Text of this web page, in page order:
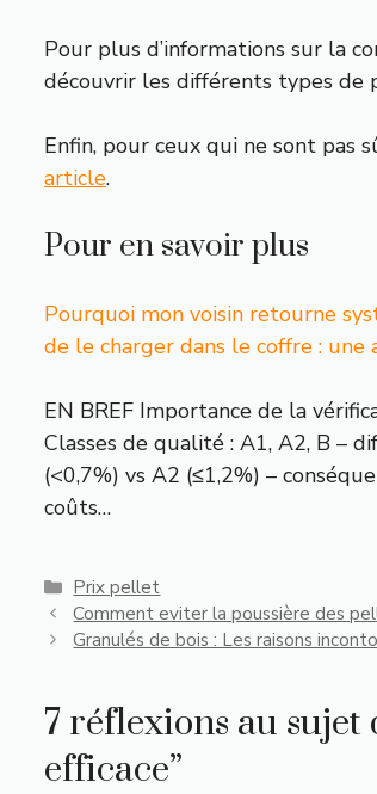
Pour plus d’informations sur la
découvrir les différents types de
Enfin, pour ceux qui ne sont pas
article.
Pour en savoir plus
Pourquoi mon voisin retourne
de le charger dans le coffre :
EN BREF Importance de la
Classes de qualité : A1, A2, B –
(<0,7%) vs A2 (≤1,2%) –
coûts…
Catégories
Prix pellet
Comment eviter la poussière des
Granulés de bois : Les raisons
7 réflexions au
efficace”